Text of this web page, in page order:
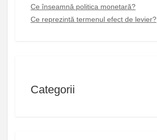
Ce înseamnă politica monetară?
Ce reprezintă termenul efect de levier?
Categorii